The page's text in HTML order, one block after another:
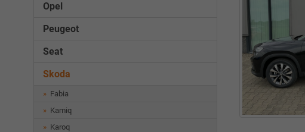
Opel
Peugeot
Seat
Skoda
Fabia
Kamiq
Karoq